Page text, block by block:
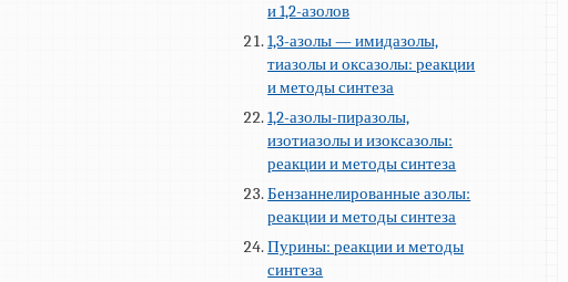
и 1,2-азолов
1,3-азолы — имидазолы,
тиазолы и оксазолы: реакции
и методы синтеза
1,2-азолы-пиразолы,
изотиазолы и изоксазолы:
реакции и методы синтеза
Бензаннелированные азолы:
реакции и методы синтеза
Пурины: реакции и методы
синтеза